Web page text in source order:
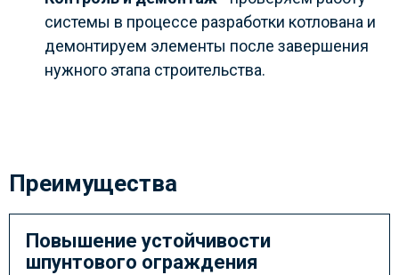
системы в процессе разработки котлована и
демонтируем элементы после завершения
нужного этапа строительства.
Преимущества
Повышение устойчивости
шпунтового ограждения